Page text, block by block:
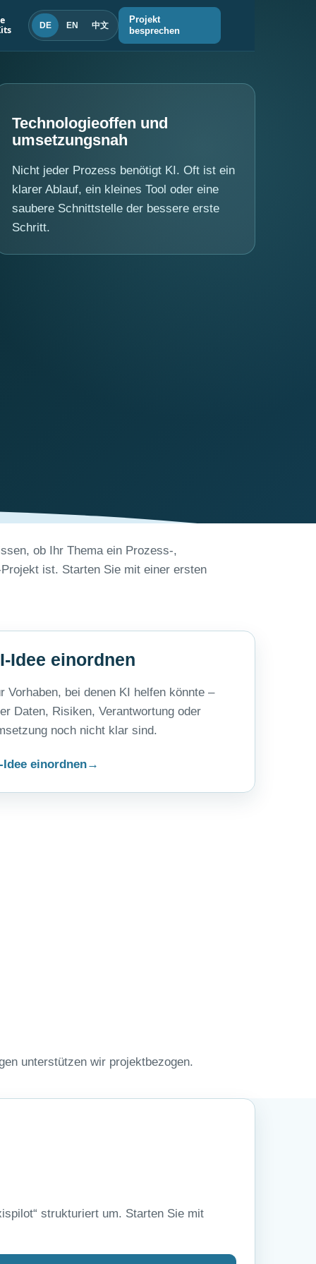
DE EN 中文
Projekt
besprechen
Technologieoffen und
umsetzungsnah
Nicht jeder Prozess benötigt KI. Oft ist ein
klarer Ablauf, ein kleines Tool oder eine
saubere Schnittstelle der bessere erste
Schritt.
ob Ihr Thema ein Prozess-,
ist. Starten Sie mit einer ersten
Idee einordnen
Vorhaben, bei denen KI helfen könnte –
Daten, Risiken, Verantwortung oder
noch nicht klar sind.
Idee einordnen
unterstützen wir projektbezogen.
strukturiert um. Starten Sie mit